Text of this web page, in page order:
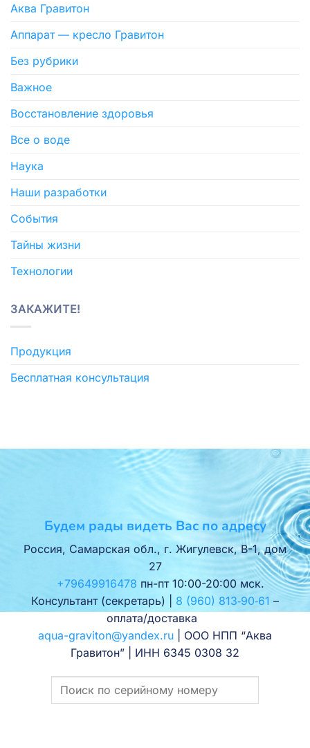
Аква Гравитон
Аппарат — кресло Гравитон
Без рубрики
Важное
Восстановление здоровья
Все о воде
Наука
Наши разработки
События
Тайны жизни
Технологии
ЗАКАЖИТЕ!
Продукция
Бесплатная консультация
Будем рады видеть Вас по адресу
Россия, Самарская обл., г. Жигулевск, В-1, дом
27
+79649916478 пн-пт 10:00-20:00 мск.
Консультант (секретарь) | 8 (960) 813‑90‑61 –
оплата/доставка
aqua-graviton@yandex.ru | ООО НПП “Аква
Гравитон” | ИНН 6345 0308 32